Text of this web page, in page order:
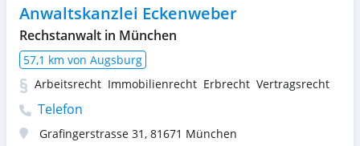
Anwaltskanzlei Eckenweber
Rechstanwalt in München
57,1 km von Augsburg
Arbeitsrecht Immobilienrecht Erbrecht Vertragsrecht
Telefon
Grafingerstrasse 31 , 81671 München